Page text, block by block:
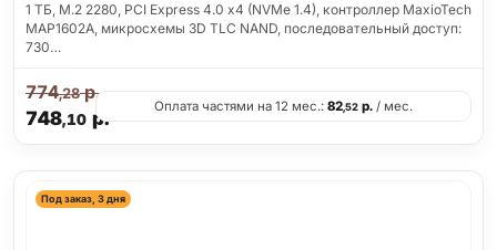
1 ТБ, M.2 2280, PCI Express 4.0 x4 (NVMe 1.4), контроллер MaxioTech
MAP1602A, микросхемы 3D TLC NAND, последовательный доступ:
730…
748,10р.
774,28р.
Оплата частями на 12 мес.: 82,52 р. / мес.
Под заказ, 3 дня